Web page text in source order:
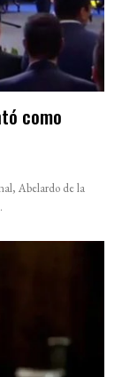
como
Abelardo de la